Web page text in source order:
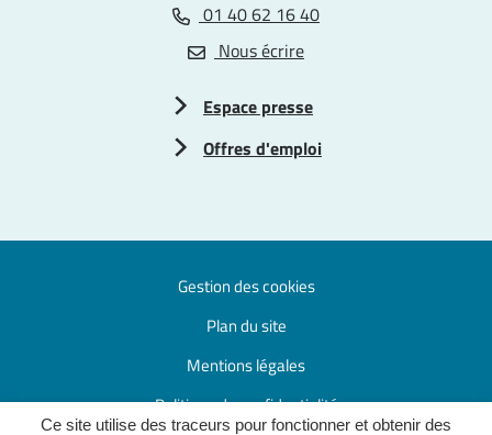
Ce site utilise des traceurs pour fonctionner et obtenir des
01 40 62 16 40
Nous écrire
Espace presse
Offres d'emploi
Gestion des cookies
Plan du site
Mentions légales
Politique de confidentialité